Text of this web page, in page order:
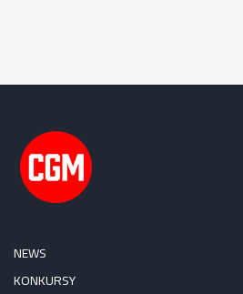
NEWS
KONKURSY